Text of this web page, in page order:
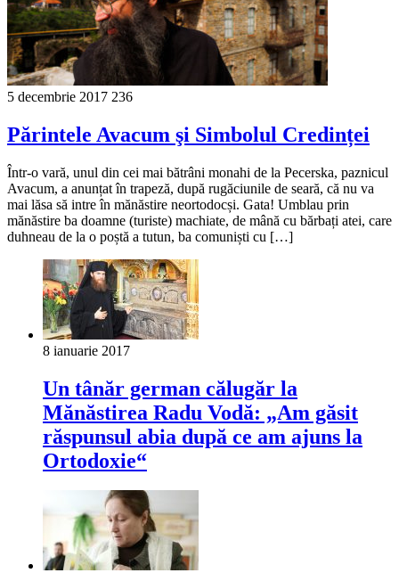
5 decembrie 2017 236
Părintele Avacum şi Simbolul Credinței
Într-o vară, unul din cei mai bătrâni monahi de la Pecerska, paznicul
Avacum, a anunțat în trapeză, după rugăciunile de seară, că nu va
mai lăsa să intre în mănăstire neortodocși. Gata! Umblau prin
mănăstire ba doamne (turiste) machiate, de mână cu bărbați atei, care
duhneau de la o poștă a tutun, ba comuniști cu […]
8 ianuarie 2017
Un tânăr german călugăr la
Mănăstirea Radu Vodă: „Am găsit
răspunsul abia după ce am ajuns la
Ortodoxie“